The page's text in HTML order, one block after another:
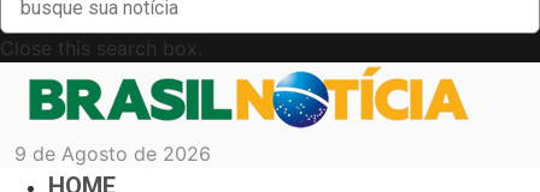
Close this search box.
9 de Agosto de 2026